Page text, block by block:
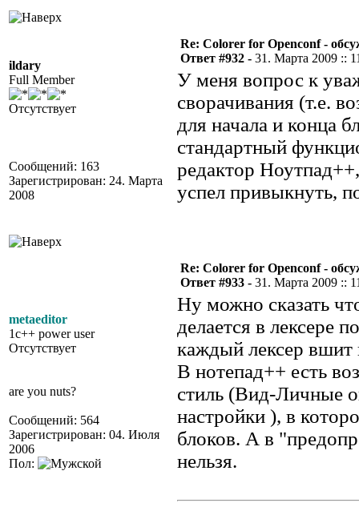
ildary
Full Member
Отсутствует
Сообщений: 163
Зарегистрирован: 24. Марта
2008
Re: Colorer for Openconf -
Ответ #932 - 31. Марта 2009 ::
У меня вопрос к
сворачивания (т.е.
для начала и конца
стандартный
редактор
успел привыкнуть,
metaeditor
1c++ power user
Отсутствует
are you nuts?
Сообщений: 564
Зарегистрирован: 04. Июля
2006
Пол:
Re: Colorer for Openconf -
Ответ #933 - 31. Марта 2009 ::
Ну можно сказать
делается в лексере
каждый лексер вшит
В нотепад++ есть
стиль (Вид-Личные
настройки ), в
блоков. А в
нельзя.